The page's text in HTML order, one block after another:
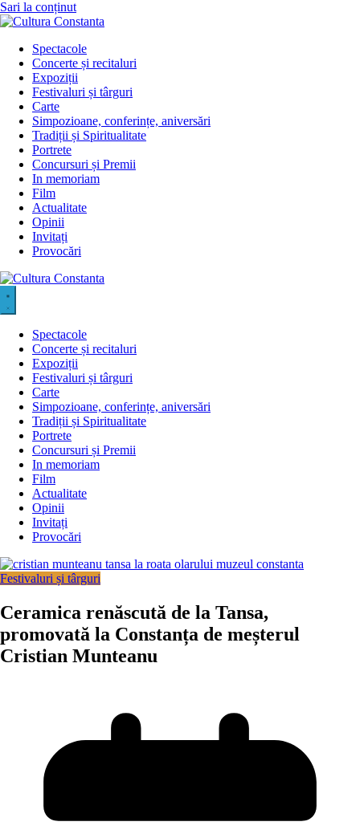
Sari la conținut
Spectacole
Concerte și recitaluri
Expoziții
Festivaluri și târguri
Carte
Simpozioane, conferințe, aniversări
Tradiții și Spiritualitate
Portrete
Concursuri și Premii
In memoriam
Film
Actualitate
Opinii
Invitați
Provocări
Spectacole
Concerte și recitaluri
Expoziții
Festivaluri și târguri
Carte
Simpozioane, conferințe, aniversări
Tradiții și Spiritualitate
Portrete
Concursuri și Premii
In memoriam
Film
Actualitate
Opinii
Invitați
Provocări
Festivaluri și târguri
Ceramica renăscută de la Tansa,
promovată la Constanța de meșterul
Cristian Munteanu